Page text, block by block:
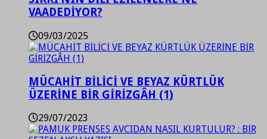
VAADEDİYOR?
09/03/2025
MÜCAHİT BİLİCİ VE BEYAZ KÜRTLÜK
ÜZERİNE BİR GİRİZGÂH (1)
29/07/2023